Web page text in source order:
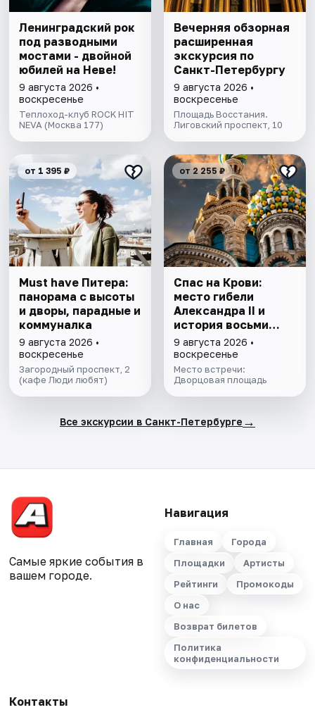
Ленинградский рок
под разводными
мостами - двойной
юбилей на Неве!
9 августа 2026 •
воскресенье
Теплоход-клуб ROCK HIT
NEVA (Москва 177)
Вечерняя обзорная
расширенная
экскурсия по
Санкт-Петербургу
9 августа 2026 •
воскресенье
Площадь Восстания.
Лиговский проспект, 10
от 1 395 ₽
Must have Питера:
панорама с высоты
и дворы, парадные и
коммуналка
9 августа 2026 •
воскресенье
Загородный проспект, 2
(кафе Люди любят)
от 2 255 ₽
Спас на Крови:
место гибели
Александра II и
история восьми
покушений
9 августа 2026 •
воскресенье
Место встречи:
Дворцовая площадь
Все экскурсии в Санкт-Петербурге →
Самые яркие события в
вашем городе.
Навигация
Главная
Города
Площадки
Артисты
Рейтинги
Промокоды
О нас
Возврат билетов
Политика
конфиденциальности
Контакты